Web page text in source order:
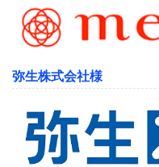
弥生株式会社様